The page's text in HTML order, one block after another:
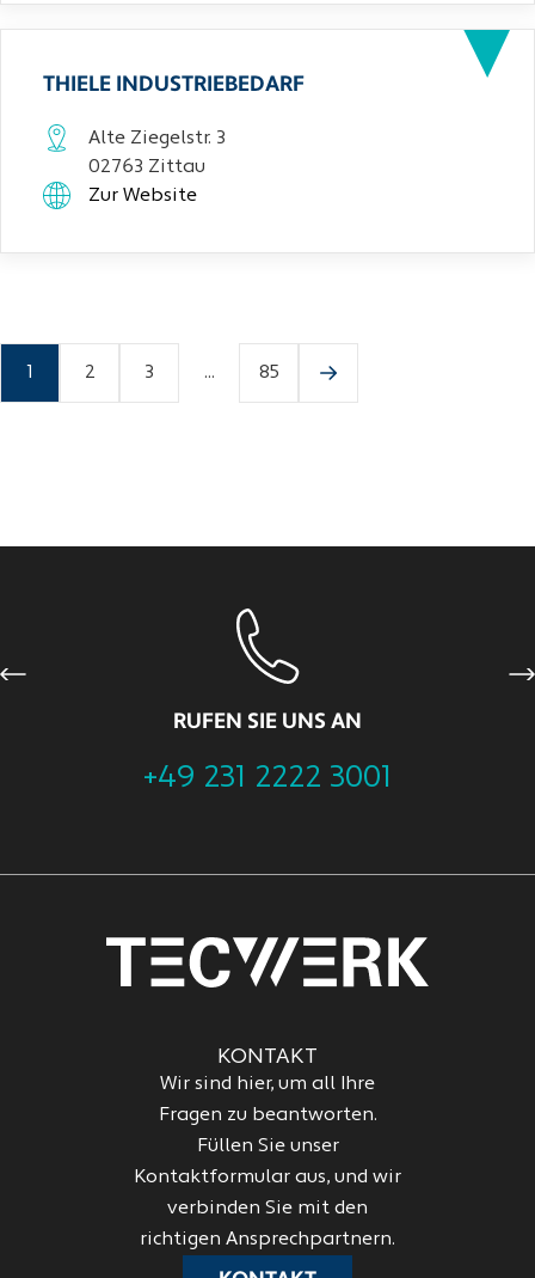
THIELE INDUSTRIEBEDARF
Alte Ziegelstr. 3
02763 Zittau
Zur Website
2 3 ... 85
RUFEN SIE UNS AN
+49 231 2222 3001
Previous
KONTAKT
Wir sind hier, um all Ihre
Fragen zu beantworten.
Füllen Sie unser
Kontaktformular aus, und wir
verbinden Sie mit den
richtigen Ansprechpartnern.